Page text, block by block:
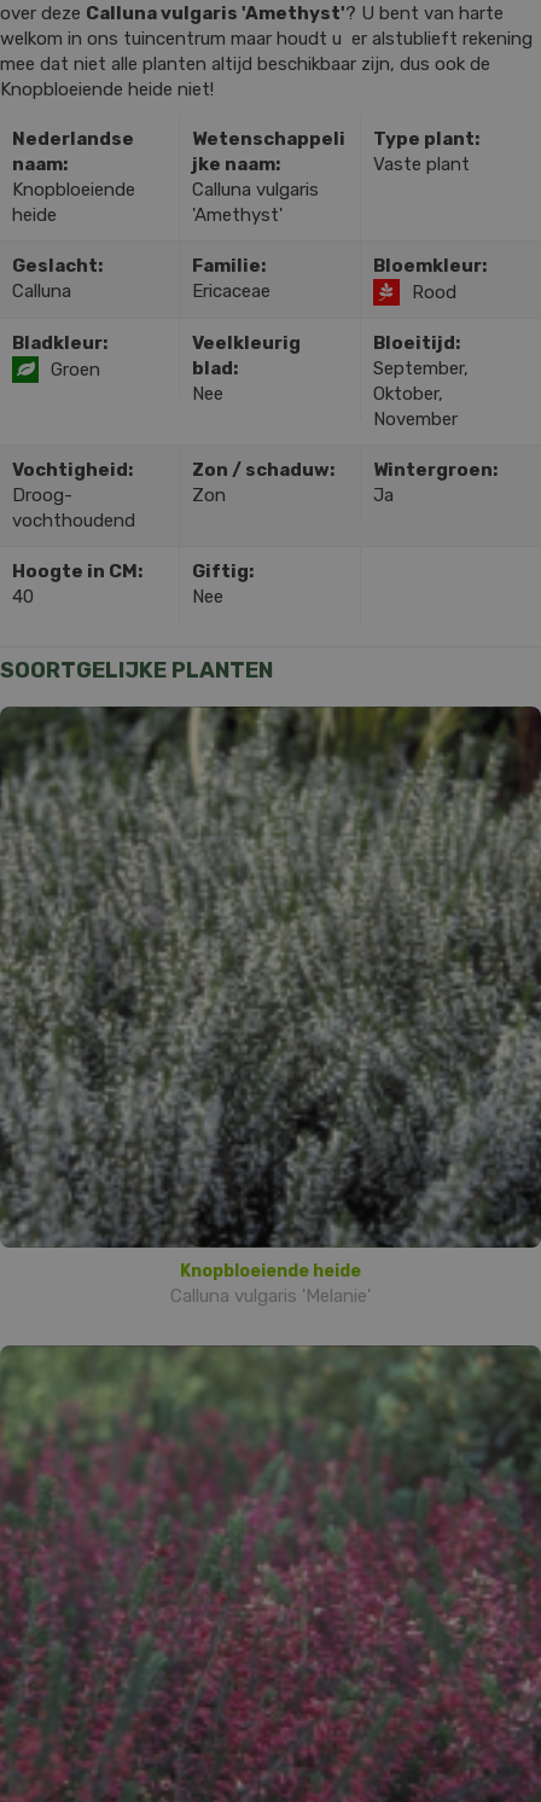
over deze Calluna vulgaris 'Amethyst'? U bent van harte
welkom in ons tuincentrum maar houdt u er alstublieft rekening
mee dat niet alle planten altijd beschikbaar zijn, dus ook de
Knopbloeiende heide niet!
Nederlandse
naam:
Knopbloeiende
heide
Wetenschappeli
jke naam:
Calluna vulgaris
'Amethyst'
Type plant:
Vaste plant
Geslacht:
Calluna
Familie:
Ericaceae
Bloemkleur:
Rood
Bladkleur:
Groen
Veelkleurig
blad:
Nee
Bloeitijd:
September,
Oktober,
November
Vochtigheid:
Droog-
vochthoudend
Zon / schaduw:
Zon
Wintergroen:
Ja
Hoogte in CM:
40
Giftig:
Nee
SOORTGELIJKE PLANTEN
Knopbloeiende heide
Calluna vulgaris 'Melanie'